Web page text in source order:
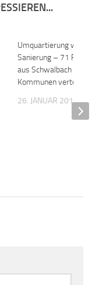
Umquartierung
Sanierung – 71
aus Schwalbach
Kommunen verteilt
26. JANUAR 2018